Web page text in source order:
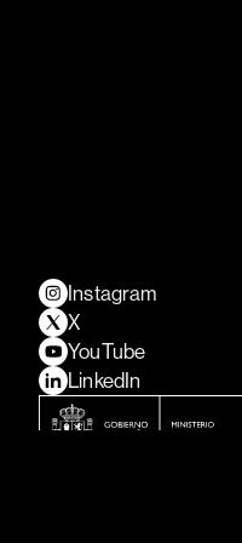
Instagram
X
YouTube
LinkedIn